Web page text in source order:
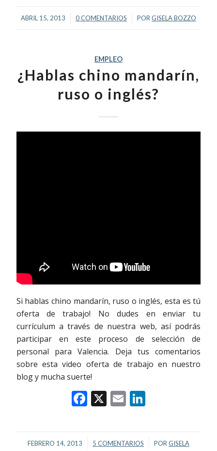
ABRIL 15, 2013
/ 0 COMENTARIOS
/ POR GISELA BOZZO
EMPLEO
¿Hablas chino mandarín,
ruso o inglés?
Si hablas chino mandarín, ruso o inglés, esta es tú
oferta de trabajo! No dudes en enviar tu
currículum a través de nuestra web, así podrás
participar en este proceso de selección de
personal para Valencia. Deja tus comentarios
sobre esta video oferta de trabajo en nuestro
blog y mucha suerte!
Facebook
X EmailLinkedIn
FEBRERO 14, 2013
/ 5 COMENTARIOS
/ POR GISELA